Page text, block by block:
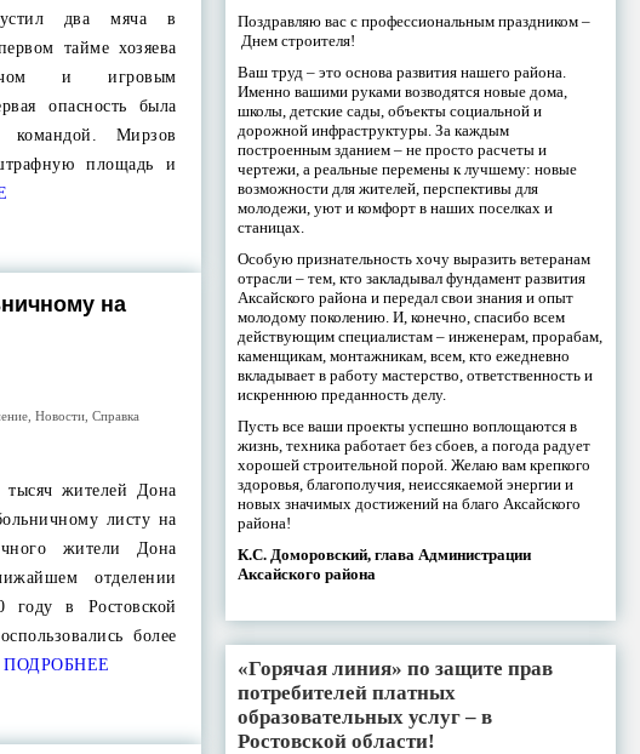
два мяча в
тайме хозяева
и игровым
опасность была
командой. Мирзов
площадь и
на
, Новости, Справка
тысяч жителей Дона
листу на
жители Дона
отделении
в Ростовской
более
ПОДРОБНЕЕ
Поздравляю вас с профессиональным праздником –
Днем строителя!
Ваш труд – это основа развития нашего района.
Именно вашими руками возводятся новые дома,
школы, детские сады, объекты социальной и
дорожной инфраструктуры. За каждым
построенным зданием – не просто расчеты и
чертежи, а реальные перемены к лучшему: новые
возможности для жителей, перспективы для
молодежи, уют и комфорт в наших поселках и
станицах.
Особую признательность хочу выразить ветеранам
отрасли – тем, кто закладывал фундамент развития
Аксайского района и передал свои знания и опыт
молодому поколению. И, конечно, спасибо всем
действующим специалистам – инженерам, прорабам,
каменщикам, монтажникам, всем, кто ежедневно
вкладывает в работу мастерство, ответственность и
искреннюю преданность делу.
Пусть все ваши проекты успешно воплощаются в
жизнь, техника работает без сбоев, а погода радует
хорошей строительной порой. Желаю вам крепкого
здоровья, благополучия, неиссякаемой энергии и
новых значимых достижений на благо Аксайского
района!
К.С. Доморовский, глава Администрации
Аксайского района
«Горячая линия» по защите прав
потребителей платных
образовательных услуг – в
Ростовской области!